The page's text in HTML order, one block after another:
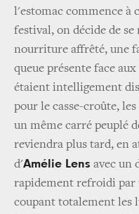
l'estomac commence à
festival, on décide de
nourriture affrêté, une
queue présente face
étaient intelligement
pour le casse-croûte,
un même carré peuplé
reviendra plus tard, en
d'Amélie Lens avec un
rapidement refroidi par
coupant totalement les